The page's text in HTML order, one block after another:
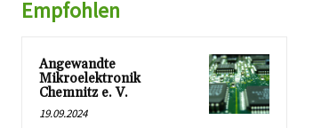
Empfohlen
Angewandte
Mikroelektronik
Chemnitz e. V.
19.09.2024